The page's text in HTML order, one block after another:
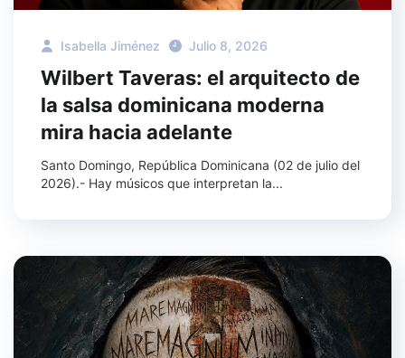
Isabella Jiménez Julio 8, 2026
Wilbert Taveras: el arquitecto de
la salsa dominicana moderna
mira hacia adelante
Santo Domingo, República Dominicana (02 de julio del
2026).- Hay músicos que interpretan la...